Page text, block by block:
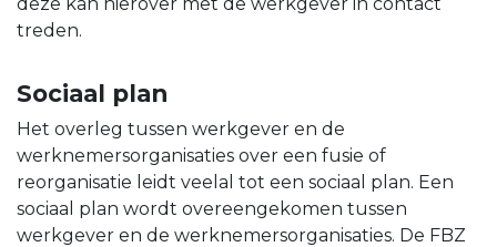
treden.
Sociaal plan
Het overleg tussen werkgever en de
werknemersorganisaties over een fusie of
reorganisatie leidt veelal tot een sociaal plan. Een
sociaal plan wordt overeengekomen tussen
werkgever en de werknemersorganisaties. De FBZ